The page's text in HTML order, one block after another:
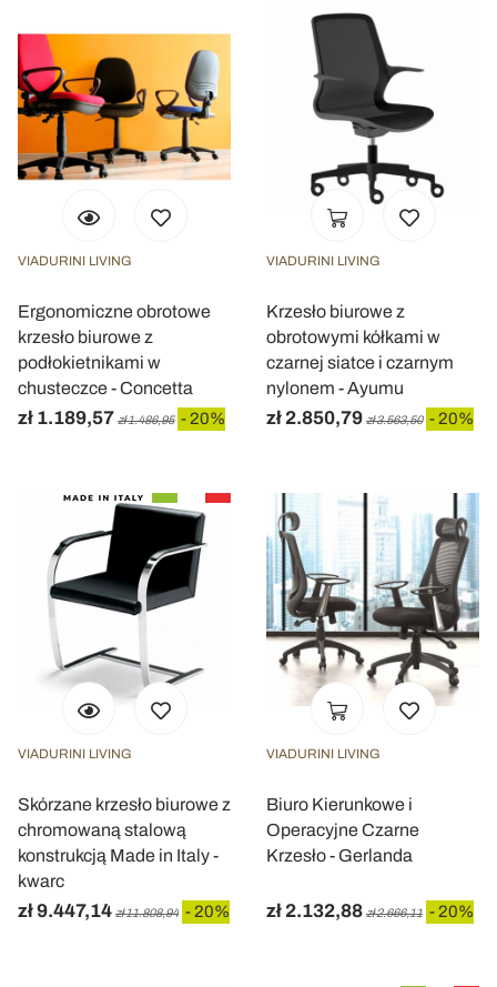
VIADURINI LIVING
Ergonomiczne obrotowe
krzesło biurowe z
podłokietnikami w
chusteczce - Concetta
zł 1.189,57 zł 1.486,95 - 20%
VIADURINI LIVING
Krzesło biurowe z
obrotowymi kółkami w
czarnej siatce i czarnym
nylonem - Ayumu
zł 2.850,79 zł 3.563,50 - 20%
VIADURINI LIVING
Skórzane krzesło biurowe z
chromowaną stalową
konstrukcją Made in Italy -
kwarc
zł 9.447,14 zł 11.808,94 - 20%
VIADURINI LIVING
Biuro Kierunkowe i
Operacyjne Czarne
Krzesło - Gerlanda
zł 2.132,88 zł 2.666,11 - 20%